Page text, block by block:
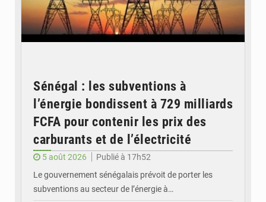
Sénégal : les subventions à
l’énergie bondissent à 729 milliards
FCFA pour contenir les prix des
carburants et de l’électricité
5 août 2026
Publié à 17h52
Le gouvernement sénégalais prévoit de porter les
subventions au secteur de l’énergie à…